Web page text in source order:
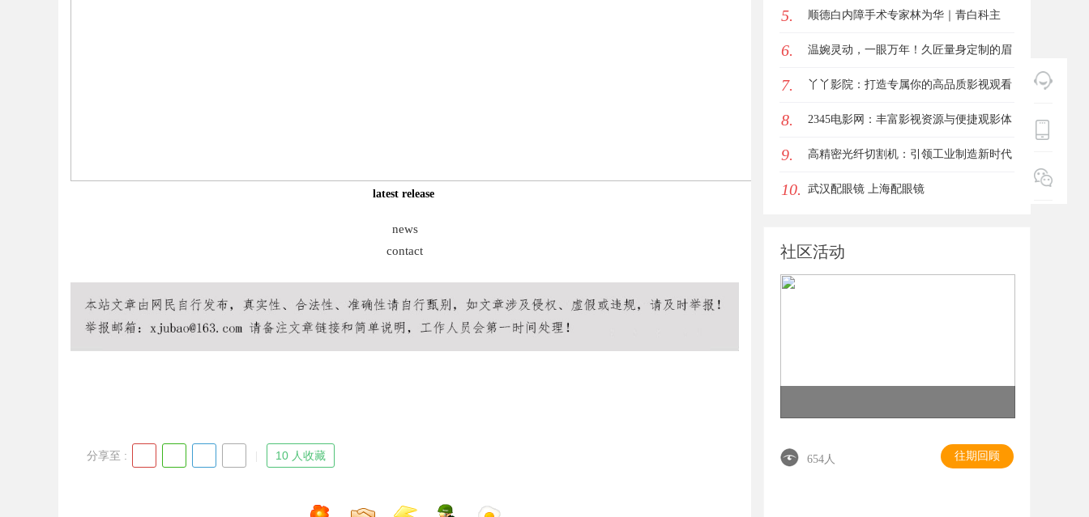
latest release
news
contact
分享至 : 10 人收藏
5. 顺德白内障手术专家林为华｜青白科主
任，白内障手术资深医生
6. 温婉灵动，一眼万年！久匠量身定制的眉
眼唇，才是你整张脸的点睛之笔！淡颜系
女生的气质加分项
7. 丫丫影院：打造专属你的高品质影视观看
体验
8. 2345电影网：丰富影视资源与便捷观影体
验的最佳选择
9. 高精密光纤切割机：引领工业制造新时代
的利器
10. 武汉配眼镜 上海配眼镜
社区活动
654人 往期回顾